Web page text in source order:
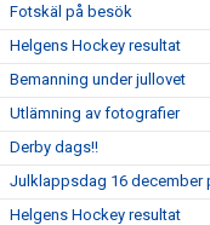
Fotskäl på besök
Helgens Hockey resultat
Bemanning under jullovet
Utlämning av fotografier
Derby dags!!
Julklappsdag 16 december
Helgens Hockey resultat